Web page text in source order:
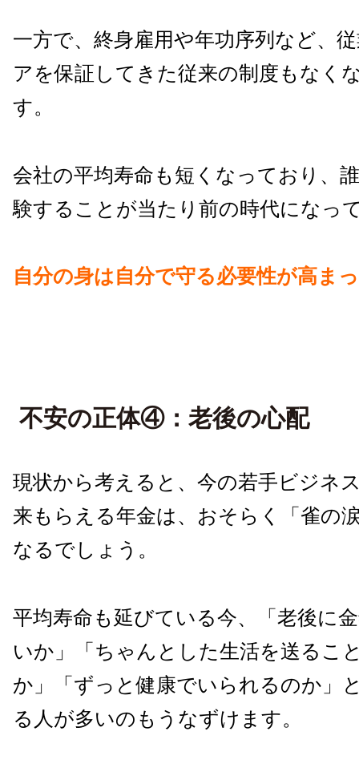
一方で、終身雇用や年功序列など、
アを保証してきた従来の制度もなく
す。
会社の平均寿命も短くなっており、
験することが当たり前の時代になっ
自分の身は自分で守る必要性が高ま
不安の正体④：老後の心配
現状から考えると、今の若手ビジネ
来もらえる年金は、おそらく「雀の
なるでしょう。
平均寿命も延びている今、「老後に
いか」「ちゃんとした生活を送るこ
か」「ずっと健康でいられるのか」
る人が多いのもうなずけます。